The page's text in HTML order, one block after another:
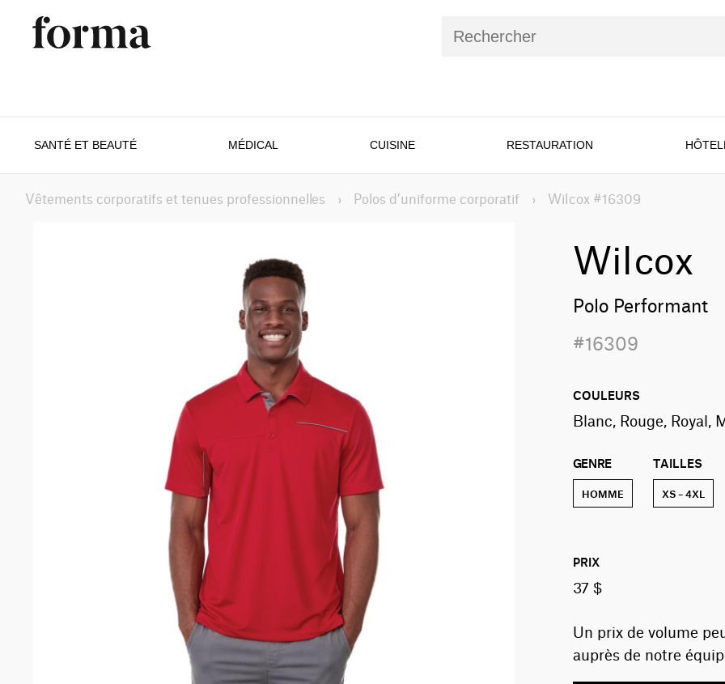
SANTÉ ET BEAUTÉ MÉDICAL CUISINE RESTAURATION
Vêtements corporatifs et tenues professionnelles › Polos d’uniforme corporatif › Wilcox #16309
Wilcox
Polo Performant
#16309
COULEURS
Blanc, Rouge, Royal,
GENRE
HOMME
TAILLES
XS – 4XL
PRIX
37 $
Un prix de volume
auprès de notre